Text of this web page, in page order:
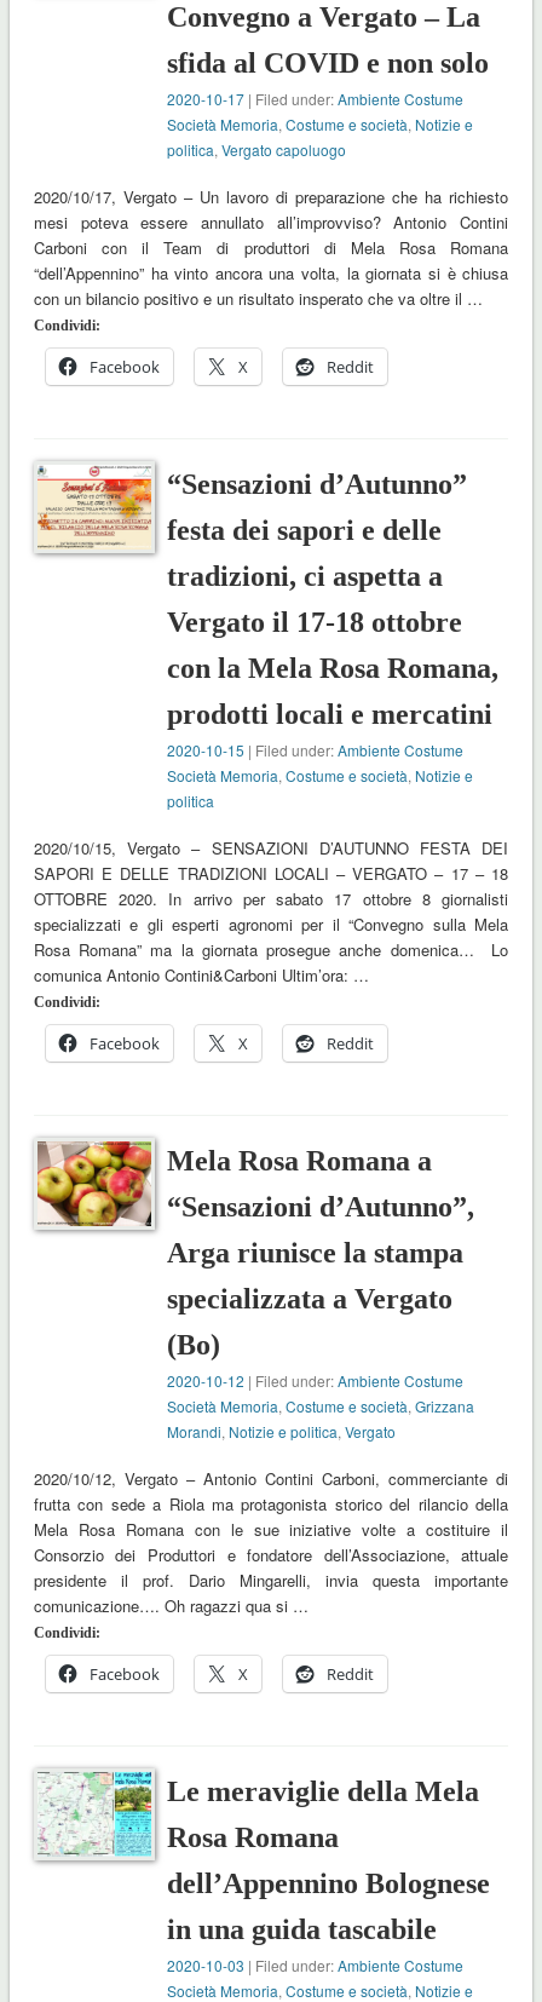
Convegno a Vergato – La
sfida al COVID e non solo
2020-10-17 | Filed under:Ambiente Costume
Società Memoria,Costume e società, Notizie e
politica,Vergato capoluogo
2020/10/17, Vergato – Un lavoro di preparazione che ha richiesto
mesi poteva essere annullato all’improvviso? Antonio Contini
Carboni con il Team di produttori di Mela Rosa Romana
“dell’Appennino” ha vinto ancora una volta, la giornata si è chiusa
con un bilancio positivo e un risultato insperato che va oltre il …
Condividi:
Facebook X Reddit
“Sensazioni d’Autunno”
festa dei sapori e delle
tradizioni, ci aspetta a
Vergato il 17-18 ottobre
con la Mela Rosa Romana,
prodotti locali e mercatini
2020-10-15 | Filed under:Ambiente Costume
Società Memoria,Costume e società, Notizie e
politica
2020/10/15, Vergato – SENSAZIONI D’AUTUNNO FESTA DEI
SAPORI E DELLE TRADIZIONI LOCALI – VERGATO – 17 – 18
OTTOBRE 2020. In arrivo per sabato 17 ottobre 8 giornalisti
specializzati e gli esperti agronomi per il “Convegno sulla Mela
Rosa Romana” ma la giornata prosegue anche domenica… Lo
comunica Antonio Contini&Carboni Ultim’ora: …
Condividi:
Facebook X Reddit
Mela Rosa Romana a
“Sensazioni d’Autunno”,
Arga riunisce la stampa
specializzata a Vergato
(Bo)
2020-10-12 | Filed under:Ambiente Costume
Società Memoria,Costume e società,Grizzana
Morandi, Notizie e politica,Vergato
2020/10/12, Vergato – Antonio Contini Carboni, commerciante di
frutta con sede a Riola ma protagonista storico del rilancio della
Mela Rosa Romana con le sue iniziative volte a costituire il
Consorzio dei Produttori e fondatore dell’Associazione, attuale
presidente il prof. Dario Mingarelli, invia questa importante
comunicazione…. Oh ragazzi qua si …
Condividi:
Facebook X Reddit
Le meraviglie della Mela
Rosa Romana
dell’Appennino Bolognese
in una guida tascabile
2020-10-03 | Filed under:Ambiente Costume
Società Memoria,Costume e società, Notizie e